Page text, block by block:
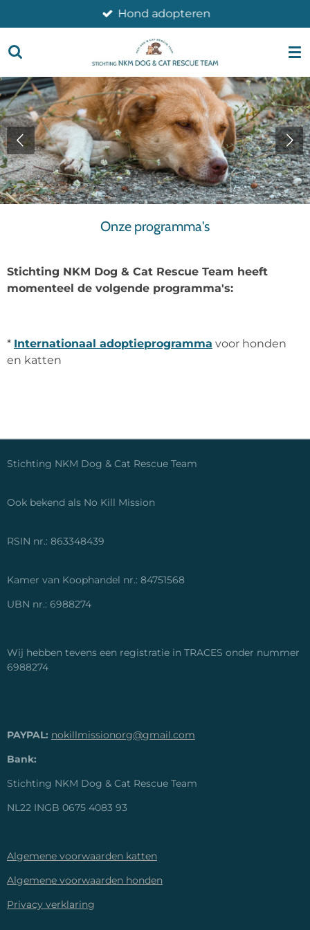
direct
naar
hoofdinhoud
Hond adopteren
Onze programma's
Stichting NKM Dog & Cat Rescue Team heeft
momenteel de volgende programma's:
* Internationaal adoptieprogramma voor honden
en katten
Stichting NKM Dog & Cat Rescue Team
Ook bekend als No Kill Mission
RSIN nr.: 863348439
Kamer van Koophandel nr.: 84751568
UBN nr.: 6988274
Wij hebben tevens een registratie in TRACES onder nummer
6988274
PAYPAL: nokillmissionorg@gmail.com
Bank:
Stichting NKM Dog & Cat Rescue Team
NL22 INGB 0675 4083 93
Algemene voorwaarden katten
Algemene voorwaarden honden
Privacy verklaring